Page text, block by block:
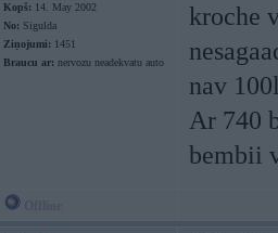
Kopš: 14. May 2002
No: Sigulda
Ziņojumi: 1451
Braucu ar: nervozu neadekvatu auto
kroche
nav
Ar 740
bembii